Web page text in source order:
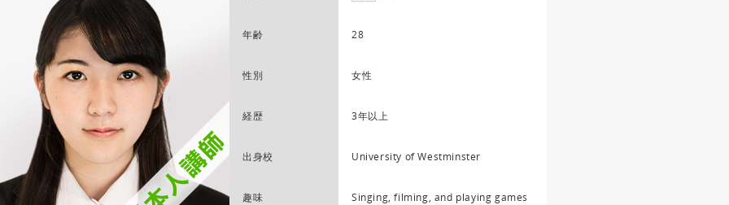
年齢 28
性別 女性
経歴 3年以上
出身校 University of Westminster
趣味 Singing, filming, and playing games